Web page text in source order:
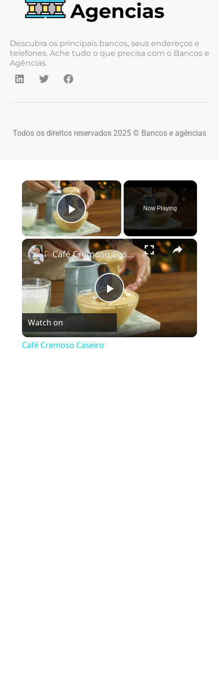
Descubra os principais bancos, seus endereços e
telefones. Ache tudo o que precisa com o Bancos e
Agências.
Todos os direitos reservados 2025 © Bancos e agências
×
Play Video
Now Playing
×
Play Video
Café Cremoso Caseiro
Watch on
Café Cremoso Caseiro